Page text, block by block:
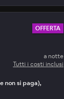
OFFERTA
a notte
Tutti i costi inclusi
non si paga),